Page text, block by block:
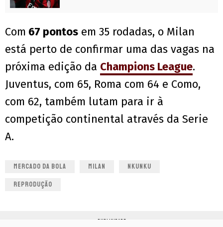
Com 67 pontos em 35 rodadas, o Milan
está perto de confirmar uma das vagas na
próxima edição da Champions League.
Juventus, com 65, Roma com 64 e Como,
com 62, também lutam para ir à
competição continental através da Serie
A.
MERCADO DA BOLA MILAN NKUNKU
REPRODUÇÃO
PUBLICIDADE